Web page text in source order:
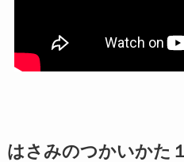
はさみのつかいかた